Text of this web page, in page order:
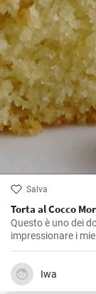
Salva
Torta al Cocco
Questo è uno dei
impressionare i
Morbida è un
che caterisce agli
bellezza sta nella
che è diventato
Iwa